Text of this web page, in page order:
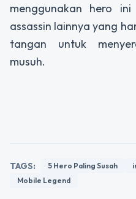
menggunakan hero
assassin lainnya yang
tangan untuk
musuh.
TAGS: 5 Hero Paling Susah
Mobile Legend